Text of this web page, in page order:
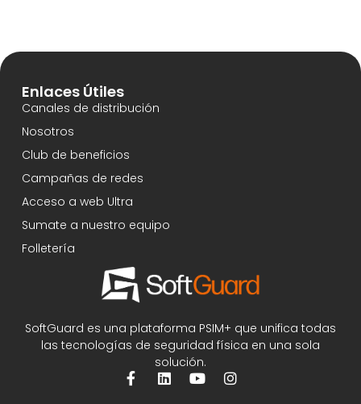
SoftGuard es una plataforma PSIM+ que unifica todas
las tecnologías de seguridad física en una sola
solución.
Enlaces Útiles
Canales de distribución
Nosotros
Club de beneficios
Campañas de redes
Acceso a web Ultra
Sumate a nuestro equipo
Folletería